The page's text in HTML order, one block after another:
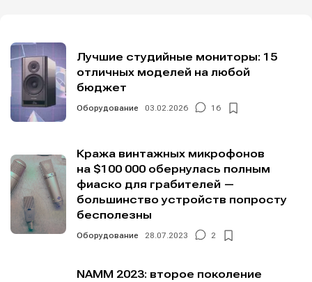
Лучшие студийные мониторы: 15
отличных моделей на любой
бюджет
Оборудование 03.02.2026 16
Кража винтажных микрофонов
на $100 000 обернулась полным
фиаско для грабителей —
большинство устройств попросту
бесполезны
Оборудование 28.07.2023 2
NAMM 2023: второе поколение